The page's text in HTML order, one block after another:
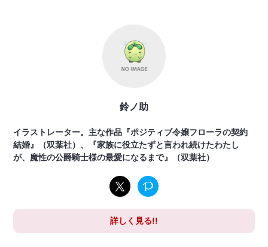
鈴ノ助
イラストレーター。主な作品『ポジティブ令嬢フローラの契約
結婚』（双葉社）、『家族に役立たずと言われ続けたわたし
が、魔性の公爵騎士様の最愛になるまで』（双葉社）
詳しく見る!!